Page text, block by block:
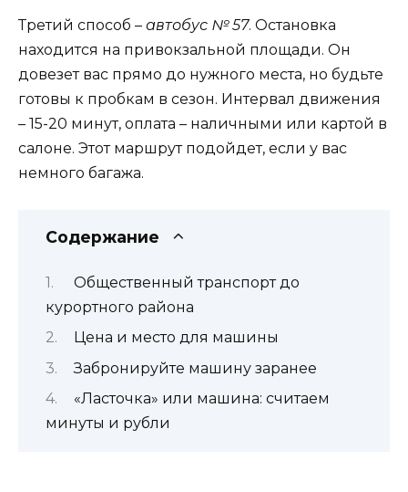
Третий способ – автобус № 57. Остановка
находится на привокзальной площади. Он
довезет вас прямо до нужного места, но будьте
готовы к пробкам в сезон. Интервал движения
– 15-20 минут, оплата – наличными или картой в
салоне. Этот маршрут подойдет, если у вас
немного багажа.
Содержание
Общественный транспорт до
курортного района
Цена и место для машины
Забронируйте машину заранее
«Ласточка» или машина: считаем
минуты и рубли